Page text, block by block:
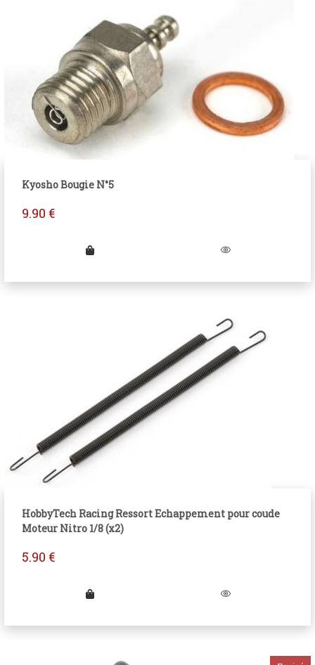
Kyosho Bougie N°5
9.90 €
HobbyTech Racing Ressort Echappement pour coude
Moteur Nitro 1/8 (x2)
5.90 €